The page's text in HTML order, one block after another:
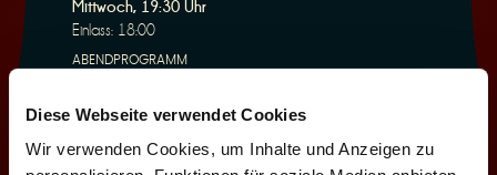
Diese Webseite verwendet Cookies
Wir verwenden Cookies, um Inhalte und Anzeigen zu
u
Mittwoch, 19:30 Uhr
Einlass: 18:00
ABENDPROGRAMM